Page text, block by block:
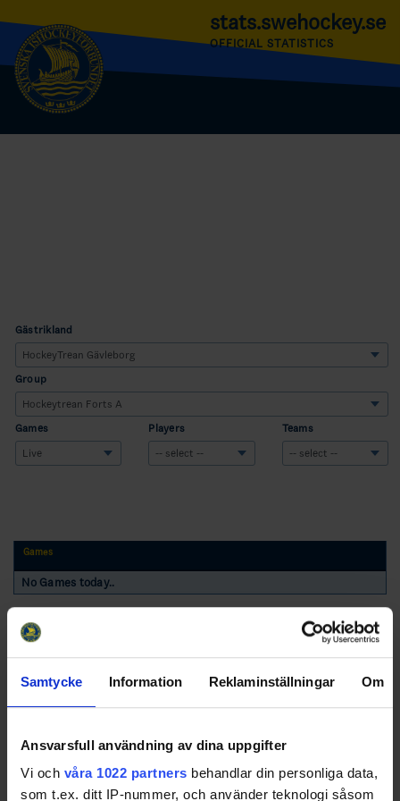
Samtycke Information Reklaminställningar Om
Ansvarsfull användning av dina uppgifter
Vi och våra 1022 partners behandlar din personliga data,
som t.ex. ditt IP-nummer, och använder teknologi såsom
stats.swehockey.se
OFFICIAL STATISTICS
Gästrikland
Group
Games Players Teams
Games
No Games today..
Swehockey – Svenska Ishockeyförbundets officiella app
Swehockey ger dig tillgång till nyheter, livebevakning